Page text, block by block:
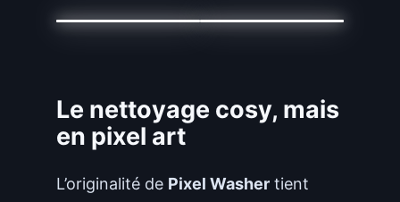
Le nettoyage cosy, mais
en pixel art
L’originalité de Pixel Washertient